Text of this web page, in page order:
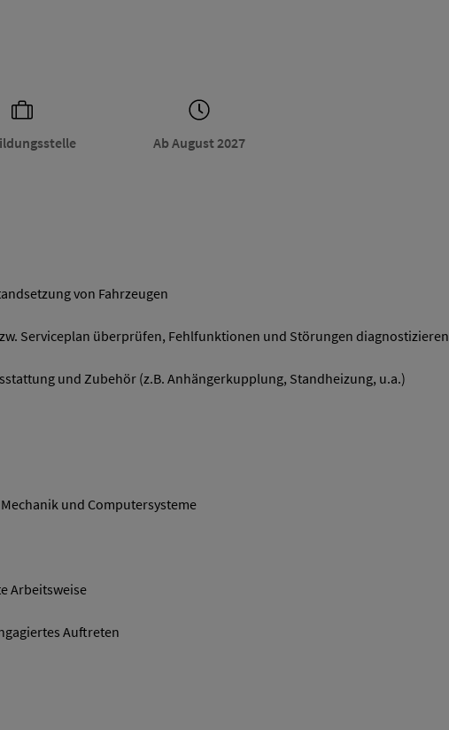
Ab August 2027
von Fahrzeugen
Serviceplan überprüfen, Fehlfunktionen und Störungen diagnostizieren
und Zubehör (z.B. Anhängerkupplung, Standheizung, u.a.)
und Computersysteme
Arbeitsweise
Auftreten